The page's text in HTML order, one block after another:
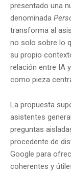
presentado una
denominada
transforma al
no solo sobre lo
su propio
relación entre IA
como pieza
La propuesta
asistentes
preguntas
procedente de
Google para
coherentes y